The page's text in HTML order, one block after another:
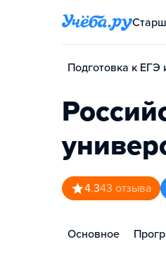
Подготовка к ЕГЭ
4.343 отзыва
Основное